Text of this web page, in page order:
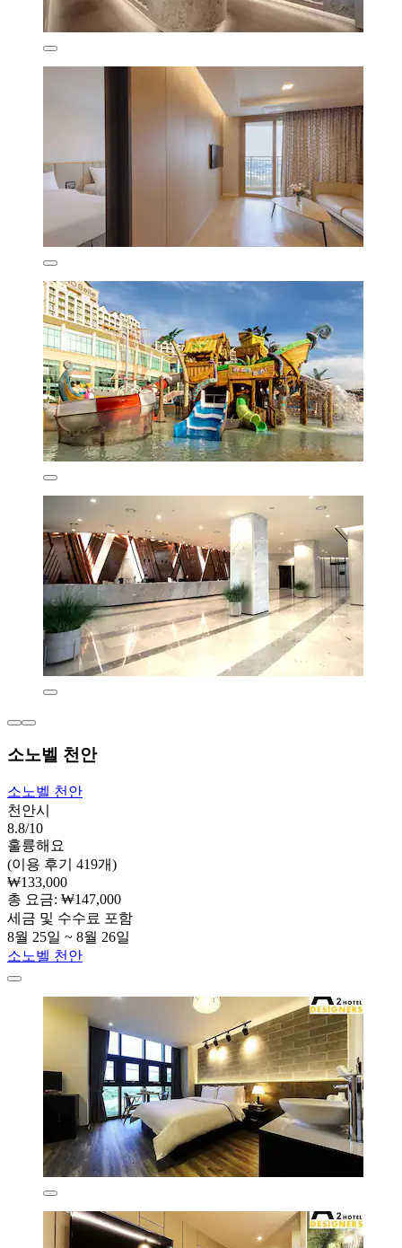
소노벨 천안
소노벨 천안
천안시
8.8/10
훌륭해요
(이용 후기 419개)
₩133,000
총 요금: ₩147,000
세금 및 수수료 포함
8월 25일 ~ 8월 26일
소노벨 천안